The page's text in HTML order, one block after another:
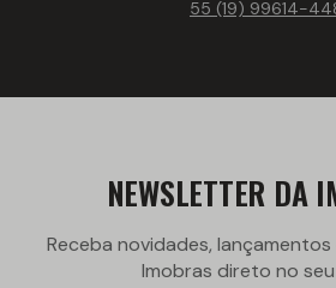
55 (19) 99614-
NEWSLETTER DA
Receba novidades,
Imobras direto no